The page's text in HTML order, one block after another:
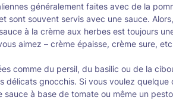
généralement faites avec de la
sont souvent servis avec une sauce.
à la crème aux herbes est toujours
aimez – crème épaisse, crème sure,
comme du persil, du basilic ou de la
délicats gnocchis. Si vous voulez quelque
à base de tomate ou même un